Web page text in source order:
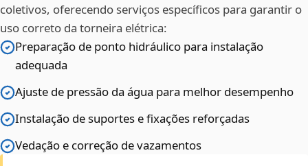
coletivos, oferecendo serviços específicos para garantir o
uso correto da torneira elétrica:
Preparação de ponto hidráulico para instalação
adequada
Ajuste de pressão da água para melhor desempenho
Instalação de suportes e fixações reforçadas
Vedação e correção de vazamentos